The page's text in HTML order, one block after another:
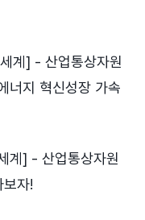
계] - 산업통상자원
너지 혁신성장 가속
] - 산업통상자원
자!